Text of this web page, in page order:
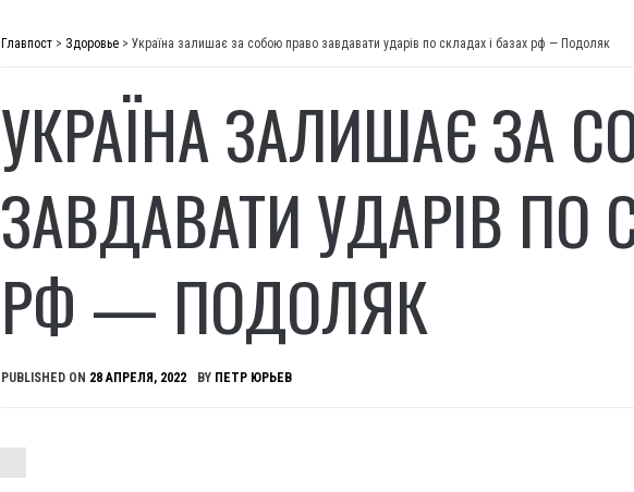
Главпост > Здоровье > Україна залишає за собою право завдавати ударів по складах і базах рф — Подоляк
УКРАЇНА ЗАЛИШАЄ ЗА
ЗАВДАВАТИ УДАРІВ ПО
РФ — ПОДОЛЯК
PUBLISHED ON 28 АПРЕЛЯ, 2022 BY ПЕТР ЮРЬЕВ